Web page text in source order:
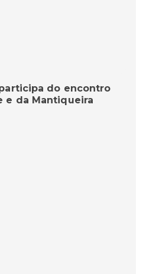
do encontro
e da Mantiqueira